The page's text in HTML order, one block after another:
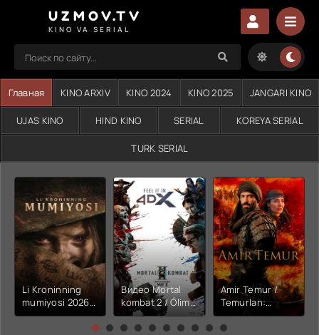
UZMOV.TV
KINO VA SERIAL
Главная KINO ARXIV KINO 2024 KINO 2025 JANGARI KINO
UJAS KINO HIND KINO SERIAL KOREYA SERIAL
TURK SERIAL
Li Kroninning
mumiyosi 2026
(uzbek tilida
kino) tarjima HD
Видео Mortal
kombat 2 / Ólim
jangi 2 (2026)
Uzbek tilida
Amir Temur /
Temurlan:
Fathchining
yuksalishi